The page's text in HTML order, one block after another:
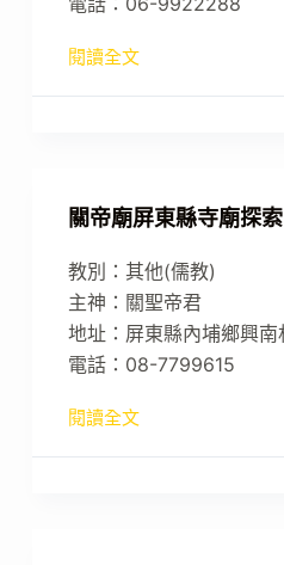
閱讀全文
關帝廟屏東縣寺廟探索
教別：其他(儒教)
主神：關聖帝君
地址：屏東縣內埔鄉興
電話：08-7799615
閱讀全文